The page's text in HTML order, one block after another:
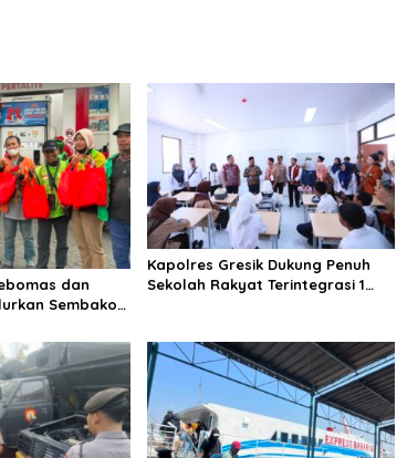
dan
Sembako
Kapolres Gresik Dukung Penuh
Sekolah Rakyat Terintegrasi 1